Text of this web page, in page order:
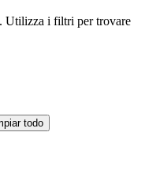
Utilizza i filtri per trovare
todo